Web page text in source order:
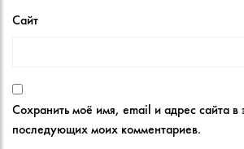
Сайт
Сохранить моё имя, email и адрес сайта в
последующих моих комментариев.